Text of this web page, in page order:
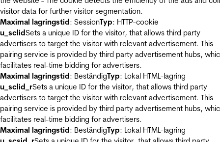
visitor data for further visitor segmentation.
Maximal lagringstid: SessionTyp: HTTP-cookie
u_sclidSets a unique ID for the visitor, that allows third party
advertisers to target the visitor with relevant advertisement. This
pairing service is provided by third party advertisement hubs,
facilitates real-time bidding for advertisers.
Maximal lagringstid: BeständigTyp: Lokal HTML-lagring
u_sclid_rSets a unique ID for the visitor, that allows third party
advertisers to target the visitor with relevant advertisement. This
pairing service is provided by third party advertisement hubs,
facilitates real-time bidding for advertisers.
Maximal lagringstid: BeständigTyp: Lokal HTML-lagring